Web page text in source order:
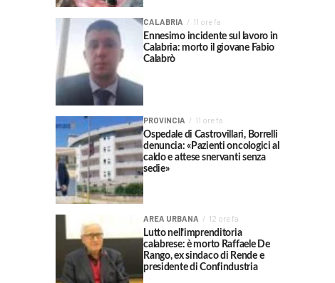
CALABRIA 11 ore fa
Ennesimo incidente sul lavoro in
Calabria: morto il giovane Fabio
Calabrò
PROVINCIA 11 ore fa
Ospedale di Castrovillari, Borrelli
denuncia: «Pazienti oncologici al
caldo e attese snervanti senza
sedie»
AREA URBANA 12 ore fa
Lutto nell’imprenditoria
calabrese: è morto Raffaele De
Rango, ex sindaco di Rende e
presidente di Confindustria